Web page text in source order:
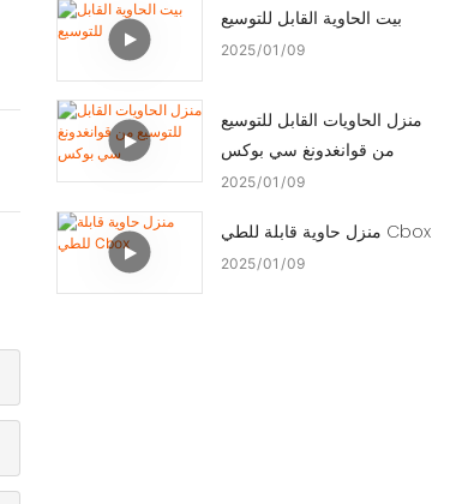
بيت الحاوية القابل للتوسيع
2025 01 09
منزل الحاويات القابل للتوسيع
من قوانغدونغ سي بوكس
2025 01 09
منزل حاوية قابلة للطي Cbox
2025 01 09